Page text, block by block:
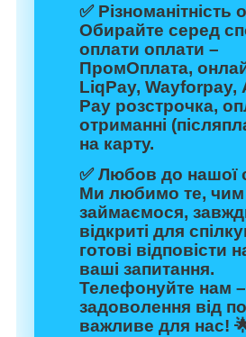
✅ Різноманітність
Обирайте серед
оплати оплати –
ПромОплата,
LiqPay, Wayforpay,
Pay розстрочка,
отриманні
на карту.
✅Любов до нашої
Ми любимо те, чим
займаємося,
відкриті для
готові відповісти
ваші запитання.
Телефонуйте нам
задоволення від
важливе для нас!